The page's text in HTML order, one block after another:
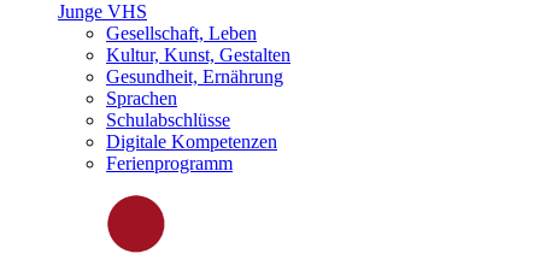
Junge VHS
Gesellschaft, Leben
Kultur, Kunst, Gestalten
Gesundheit, Ernährung
Sprachen
Schulabschlüsse
Digitale Kompetenzen
Ferienprogramm